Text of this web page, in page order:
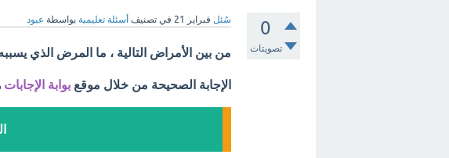
0
تصويتات
سُئل فبراير 21 في تصنيف أسئلة تعليمية بواسطة عبود
من بين الأمراض التالية ، ما المرض الذي
الإجابة الصحيحة من خلال موقع بوابة الإجابات